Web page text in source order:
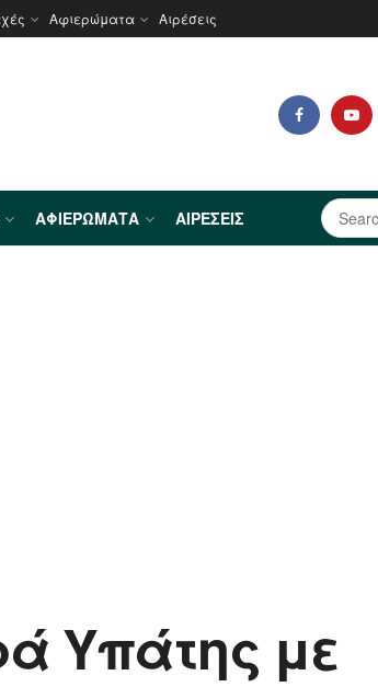
Αφιερώματα Αιρέσεις
ΑΦΙΕΡΏΜΑΤΑ ΑΙΡΈΣΕΙΣ
Υπάτης με